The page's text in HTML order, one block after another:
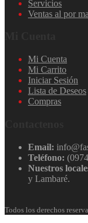
Servicios
Ventas al por
Mi Cuenta
Mi Carrito
Iniciar Sesión
Lista de Deseos
Compras
Email:
Teléfono:
Nuestros
y Lambaré.
Todos los derechos